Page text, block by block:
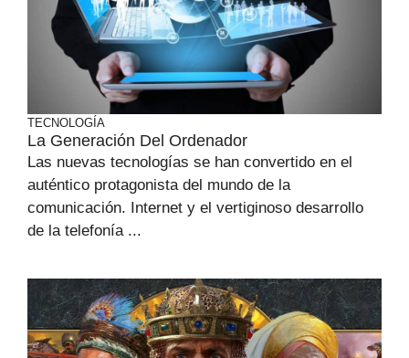
TECNOLOGÍA
La Generación Del Ordenador
Las nuevas tecnologías se han convertido en el
auténtico protagonista del mundo de la
comunicación. Internet y el vertiginoso desarrollo
de la telefonía ...